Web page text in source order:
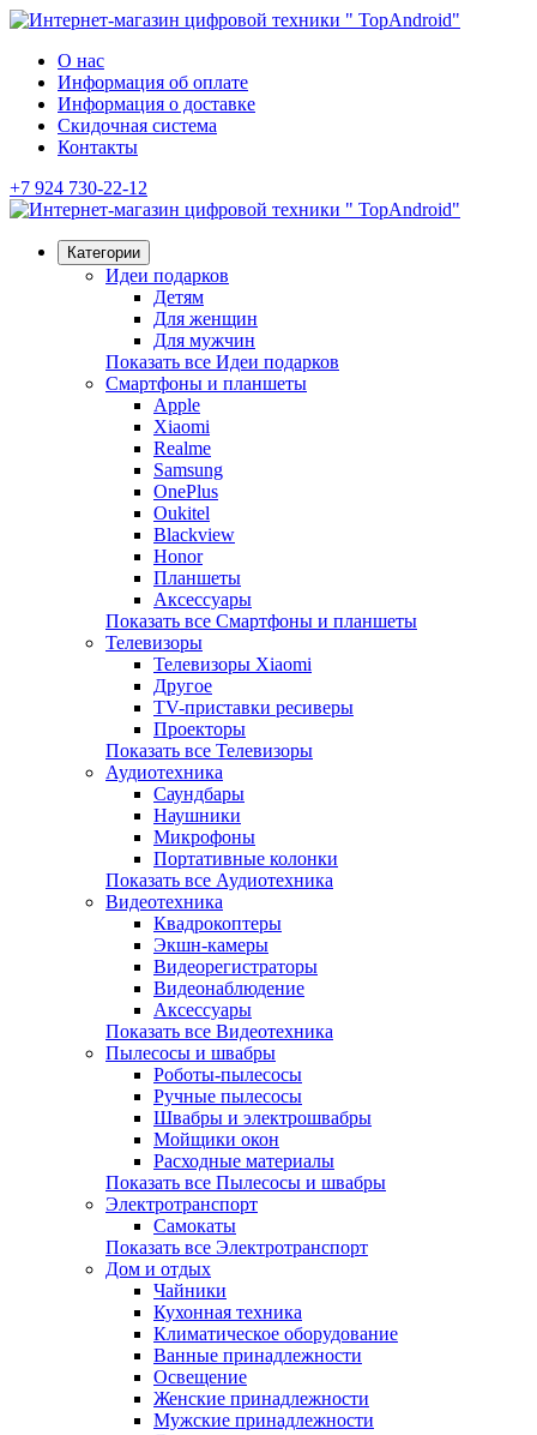
О нас
Информация об оплате
Информация о доставке
Скидочная система
Контакты
+7 924 730-22-12
Категории
Идеи подарков
Детям
Для женщин
Для мужчин
Показать все Идеи подарков
Смартфоны и планшеты
Apple
Xiaomi
Realme
Samsung
OnePlus
Oukitel
Blackview
Honor
Планшеты
Аксессуары
Показать все Смартфоны и планшеты
Телевизоры
Телевизоры Xiaomi
Другое
TV-приставки ресиверы
Проекторы
Показать все Телевизоры
Аудиотехника
Саундбары
Наушники
Микрофоны
Портативные колонки
Показать все Аудиотехника
Видеотехника
Квадрокоптеры
Экшн-камеры
Видеорегистраторы
Видеонаблюдение
Аксессуары
Показать все Видеотехника
Пылесосы и швабры
Роботы-пылесосы
Ручные пылесосы
Швабры и электрошвабры
Мойщики окон
Расходные материалы
Показать все Пылесосы и швабры
Электротранспорт
Самокаты
Показать все Электротранспорт
Дом и отдых
Чайники
Кухонная техника
Климатическое оборудование
Ванные принадлежности
Освещение
Женские принадлежности
Мужские принадлежности